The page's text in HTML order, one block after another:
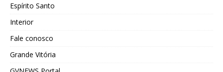
Espírito Santo
Interior
Fale conosco
Grande Vitória